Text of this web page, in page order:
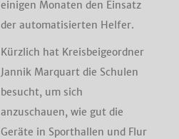
einigen Monaten den Einsatz
der automatisierten Helfer.
Kürzlich hat Kreisbeigeordner
Jannik Marquart die Schulen
besucht, um sich
anzuschauen, wie gut die
Geräte in Sporthallen und Flur